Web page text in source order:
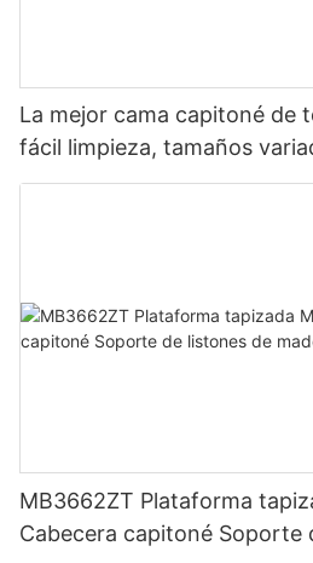
La mejor cama capitoné de
fácil limpieza, tamaños
de fábrica - Muebles JLH
MB3662ZT Plataforma
Cabecera capitoné Soporte